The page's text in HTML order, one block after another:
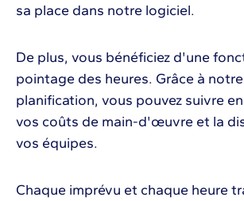
sa place dans notre logiciel.
De plus, vous bénéficiez d'une
pointage des heures. Grâce à
planification, vous pouvez suivre
vos coûts de main-d'œuvre et la
vos équipes.
Chaque imprévu et chaque heure